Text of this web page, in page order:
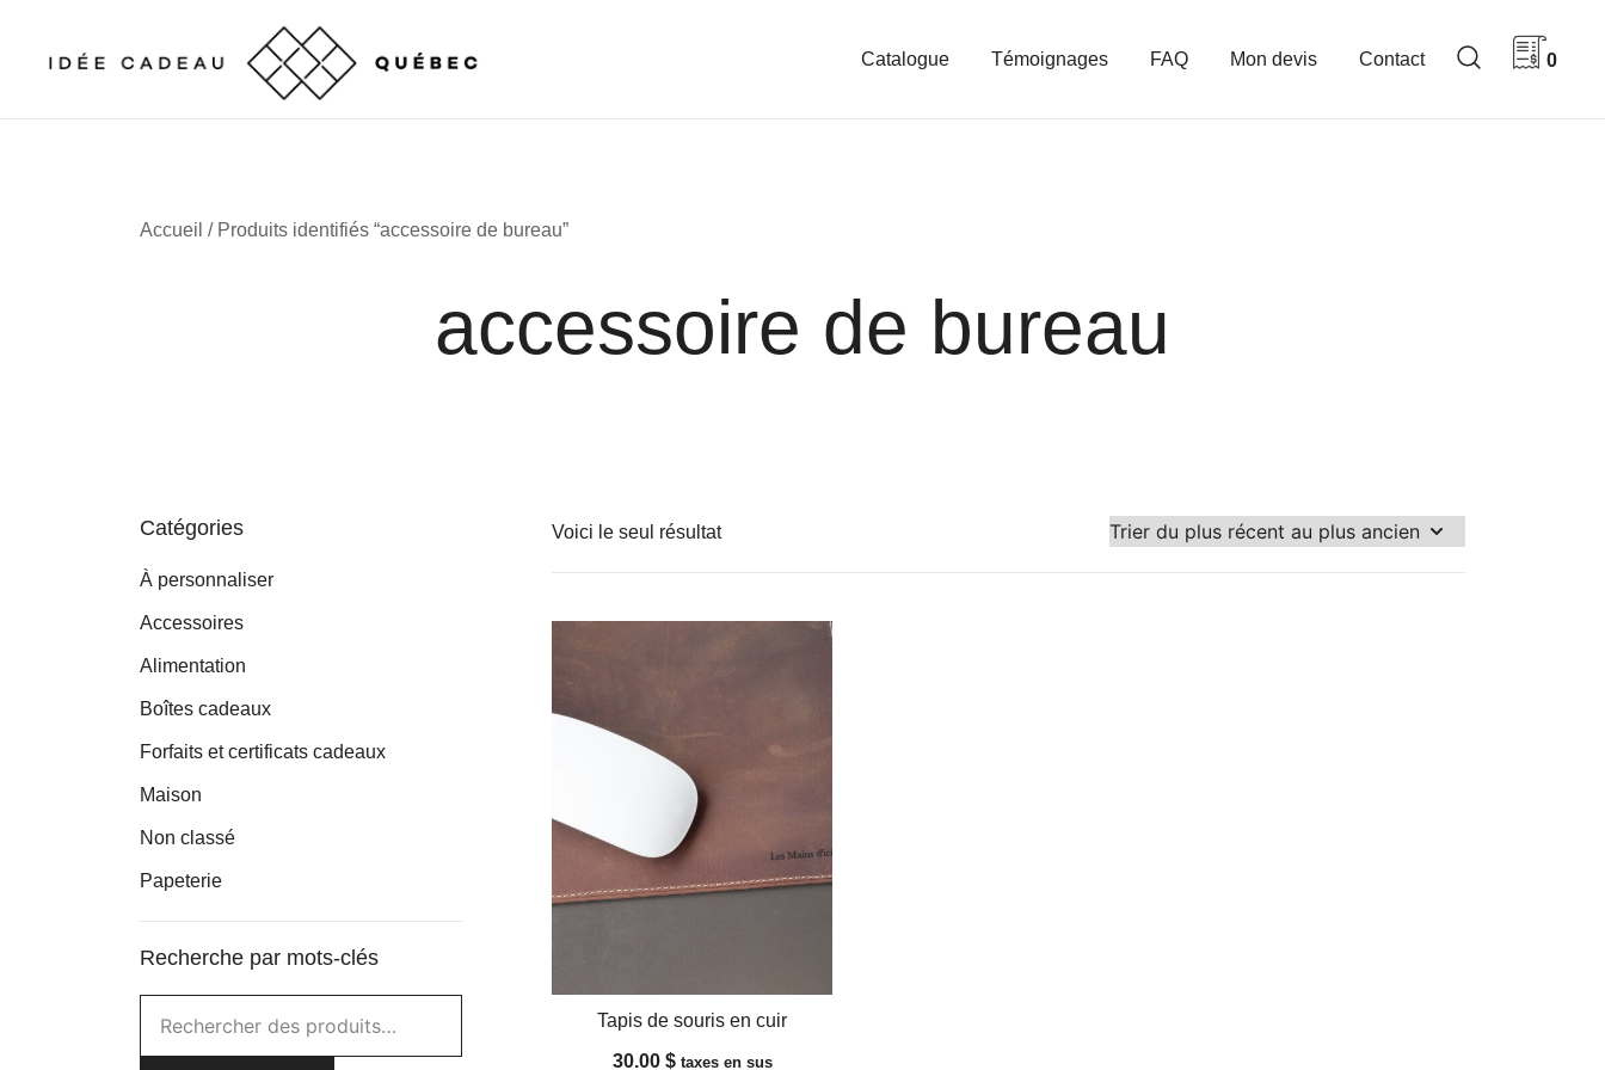
content
Catalogue Témoignages FAQ Mon devis Contact 0
Accueil / Produits identifiés “accessoire de bureau”
accessoire de bureau
Voici le seul résultat
Tapis de souris en cuir
30.00 $ taxes en sus
Catégories
À personnaliser
Accessoires
Alimentation
Boîtes cadeaux
Forfaits et certificats cadeaux
Maison
Non classé
Papeterie
Recherche par mots-clés